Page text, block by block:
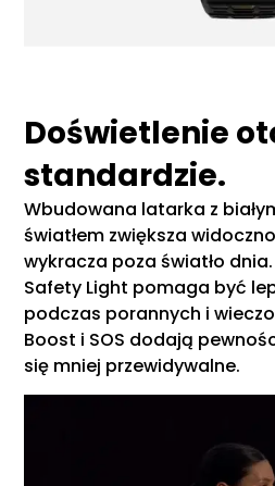
Doświetlenie
standardzie.
Wbudowana latarka z
światłem zwiększa
wykracza poza światło
Safety Light pomaga być
podczas porannych i
Boost i SOS dodają
się mniej przewidywalne.